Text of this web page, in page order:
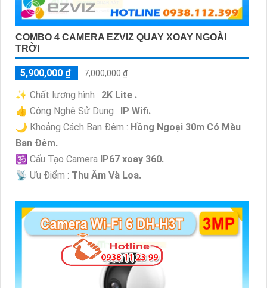
COMBO 4 CAMERA EZVIZ QUAY XOAY NGOÀI
TRỜI
5,900,000 ₫ 7,000,000 ₫
✨ Chất lượng hình : 2K Lite .
👍 Công Nghệ Sử Dụng :
IP Wifi.
🌙 Khoảng Cách Ban Đêm : Hồng Ngoại 30m Có Màu
Ban Ðêm.
🕉️ Cấu Tạo Camera IP67 xoay 360.
️📡 Ưu Điểm : Thu Âm Và Loa.